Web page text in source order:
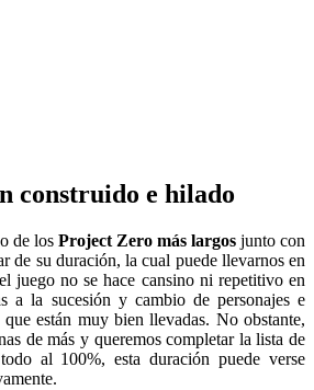
construido e hilado
de los Project Zero más largos junto con
de su duración, la cual puede llevarnos en
juego no se hace cansino ni repetitivo en
a la sucesión y cambio de personajes e
están muy bien llevadas. No obstante,
de más y queremos completar la lista de
al 100%, esta duración puede verse